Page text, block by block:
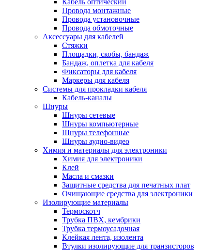
Провода монтажные
Провода установочные
Провода обмоточные
Аксессуары для кабелей
Стяжки
Площадки, скобы, бандаж
Бандаж, оплетка для кабеля
Фиксаторы для кабеля
Маркеры для кабеля
Системы для прокладки кабеля
Кабель-каналы
Шнуры
Шнуры сетевые
Шнуры компьютерные
Шнуры телефонные
Шнуры аудио-видео
Химия и материалы для электроники
Химия для электроники
Клей
Масла и смазки
Защитные средства для печатных плат
Очищающие средства для электроники
Изолирующие материалы
Термоскотч
Трубка ПВХ, кембрики
Трубка термоусадочная
Клейкая лента, изолента
Втулки изолирующие для транзисторов